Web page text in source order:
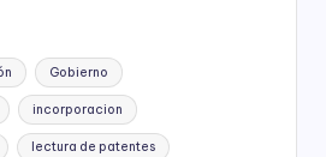
Gobierno
incorporacion
lectura de patentes